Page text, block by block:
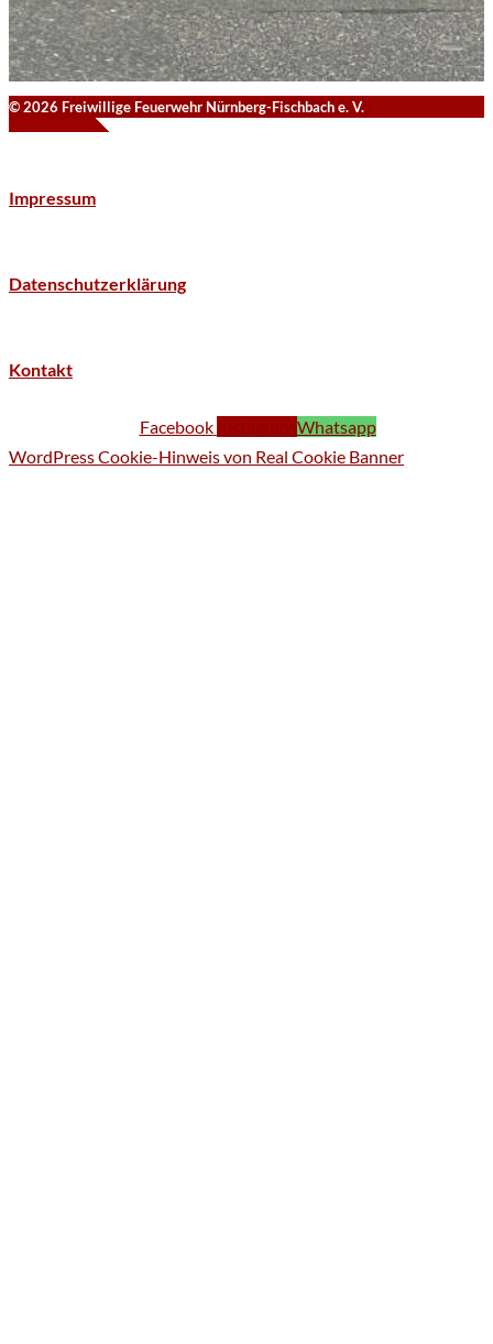
© 2026 Freiwillige Feuerwehr Nürnberg-Fischbach e. V.
Impressum
Datenschutzerklärung
Kontakt
Facebook
Whatsapp
WordPress Cookie-Hinweis von Real Cookie Banner